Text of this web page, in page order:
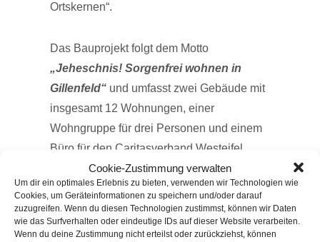
Cookie-Zustimmung verwalten
Um dir ein optimales Erlebnis zu bieten, verwenden wir Technologien wie
Cookies, um Geräteinformationen zu speichern und/oder darauf
zuzugreifen. Wenn du diesen Technologien zustimmst, können wir Daten
wie das Surfverhalten oder eindeutige IDs auf dieser Website verarbeiten.
Wenn du deine Zustimmung nicht erteilst oder zurückziehst, können
Ortskernen“.
Das Bauprojekt folgt dem Motto
„Jeheschnis! Sorgenfrei wohnen in
Gillenfeld“und umfasst zwei Gebäude mit
insgesamt 12 Wohnungen, einer
Wohngruppe für drei Personen und einem
Büro für den Caritasverband Westeifel.
Weiterhin ist ein Gemeinschaftsraum
integriert, in dem durch die Caritas
Veranstaltungen angeboten werden und
der von den Bewohnern für private Feiern